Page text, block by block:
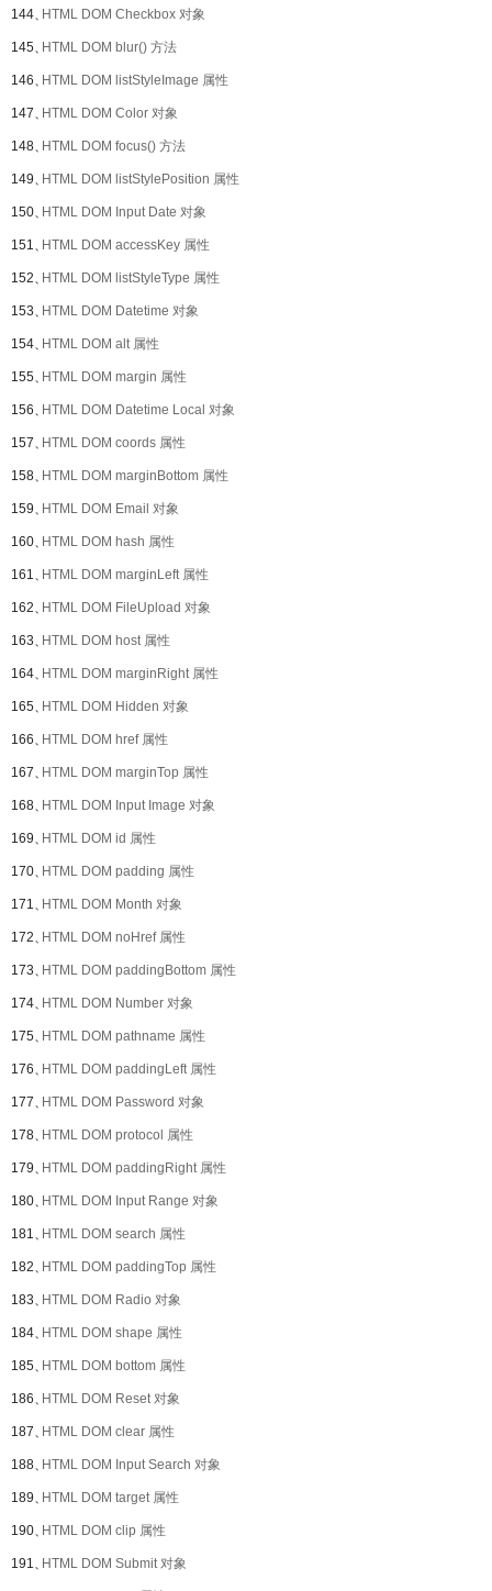
144、HTML DOM Checkbox 对象
145、HTML DOM blur() 方法
146、HTML DOM listStyleImage 属性
147、HTML DOM Color 对象
148、HTML DOM focus() 方法
149、HTML DOM listStylePosition 属性
150、HTML DOM Input Date 对象
151、HTML DOM accessKey 属性
152、HTML DOM listStyleType 属性
153、HTML DOM Datetime 对象
154、HTML DOM alt 属性
155、HTML DOM margin 属性
156、HTML DOM Datetime Local 对象
157、HTML DOM coords 属性
158、HTML DOM marginBottom 属性
159、HTML DOM Email 对象
160、HTML DOM hash 属性
161、HTML DOM marginLeft 属性
162、HTML DOM FileUpload 对象
163、HTML DOM host 属性
164、HTML DOM marginRight 属性
165、HTML DOM Hidden 对象
166、HTML DOM href 属性
167、HTML DOM marginTop 属性
168、HTML DOM Input Image 对象
169、HTML DOM id 属性
170、HTML DOM padding 属性
171、HTML DOM Month 对象
172、HTML DOM noHref 属性
173、HTML DOM paddingBottom 属性
174、HTML DOM Number 对象
175、HTML DOM pathname 属性
176、HTML DOM paddingLeft 属性
177、HTML DOM Password 对象
178、HTML DOM protocol 属性
179、HTML DOM paddingRight 属性
180、HTML DOM Input Range 对象
181、HTML DOM search 属性
182、HTML DOM paddingTop 属性
183、HTML DOM Radio 对象
184、HTML DOM shape 属性
185、HTML DOM bottom 属性
186、HTML DOM Reset 对象
187、HTML DOM clear 属性
188、HTML DOM Input Search 对象
189、HTML DOM target 属性
190、HTML DOM clip 属性
191、HTML DOM Submit 对象